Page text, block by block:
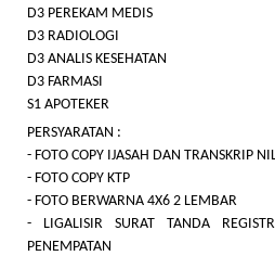
D3 PEREKAM MEDIS
D3 RADIOLOGI
D3 ANALIS KESEHATAN
D3 FARMASI
S1 APOTEKER
PERSYARATAN :
- FOTO COPY IJASAH DAN TRANSKRIP
- FOTO COPY KTP
- FOTO BERWARNA 4X6 2 LEMBAR
- LIGALISIR SURAT TANDA
PENEMPATAN